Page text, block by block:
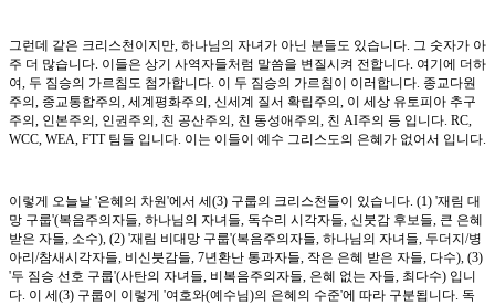
그런데 같은 크리스천이지만, 하나님의 자녀가 아닌 분들도 있습니다. 그 숫자가 아
주 더 많습니다. 이들은 상기 사역자들처럼 말씀을 변질시켜 전합니다. 여기에 더하
여, 두 짐승의 가르침도 첨가합니다. 이 두 짐승의 가르침이 이러합니다. 종교다원
주의, 종교통합주의, 세계평화주의, 신세계 질서 확립주의, 이 세상 유토피아 추구
주의, 인본주의, 인권주의, 친 공산주의, 친 동성애주의, 친 AI주의 등 입니다. RC,
WCC, WEA, FTT 팀들 입니다. 이는 이들이 예수 그리스도의 은혜가 없어서 입니다.
이렇게 오늘날 '은혜의 차원'에서 세(3) 구룹의 크리스천들이 있습니다. (1) '재림 대
망 구룹'(복음주의자들, 하나님의 자녀들, 독수리 시각자들, 신붓감 후보들, 큰 은혜
받은 자들, 소수), (2) '재림 비대망 구룹'(복음주의자들, 하나님의 자녀들, 두더지/병
아리/참새시각자들, 비신붓감들, 7년환난 통과자들, 작은 은혜 받은 자들, 다수), (3)
'두 짐승 선호 구룹'(사탄의 자녀들, 비복음주의자들, 은혜 없는 자들, 최다수) 입니
다. 이 세(3) 구룹이 이렇게 '여호와(예수님)의 은혜의 수준'에 따라 구분됩니다. 독